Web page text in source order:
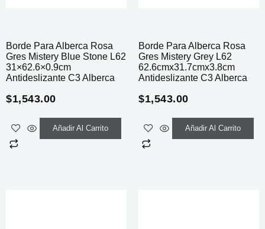
Borde Para Alberca Rosa
Gres Mistery Blue Stone L62
31×62.6×0.9cm
Antideslizante C3 Alberca
$1,543.00
Añadir Al Carrito
Borde Para Alberca Rosa
Gres Mistery Grey L62
62.6cmx31.7cmx3.8cm
Antideslizante C3 Alberca
$1,543.00
Añadir Al Carrito